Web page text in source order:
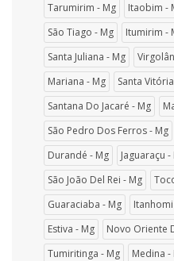
Tarumirim - Mg
Itaobim -
São Tiago - Mg
Itumirim -
Santa Juliana - Mg
Mariana - Mg
Santa
Santana Do Jacaré - Mg
São Pedro Dos Ferros - Mg
Durandé - Mg
Jaguaraçu -
São João Del Rei - Mg
Guaraciaba - Mg
Estiva - Mg
Novo Oriente
Tumiritinga - Mg
Medina -